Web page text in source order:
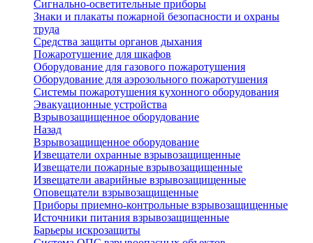
Сигнально-осветительные приборы
Знаки и плакаты пожарной безопасности и охраны
труда
Средства защиты органов дыхания
Пожаротушение для шкафов
Оборудование для газового пожаротушения
Оборудование для аэрозольного пожаротушения
Системы пожаротушения кухонного оборудования
Эвакуационные устройства
Взрывозащищенное оборудование
Назад
Взрывозащищенное оборудование
Извещатели охранные взрывозащищенные
Извещатели пожарные взрывозащищенные
Извещатели аварийные взрывозащищенные
Оповещатели взрывозащищенные
Приборы приемно-контрольные взрывозащищенные
Источники питания взрывозащищенные
Барьеры искрозащиты